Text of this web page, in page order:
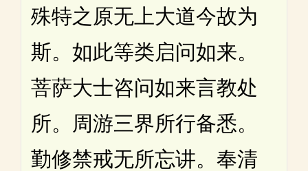
殊特之原无上大道今故为
斯。如此等类启问如来。
菩萨大士咨问如来言教处
所。周游三界所行备悉。
勤修禁戒无所忘讲。奉清